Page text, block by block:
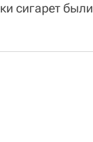
сигарет были